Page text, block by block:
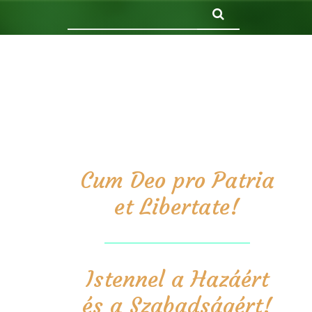
Cum Deo pro Patria
et Libertate!
Istennel a Hazáért
és a Szabadságért!